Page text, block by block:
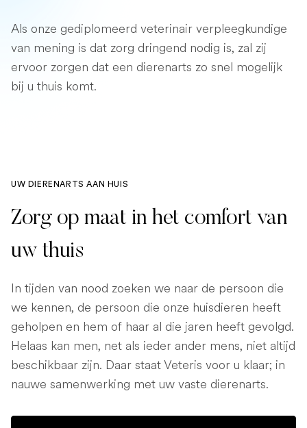
Als onze gediplomeerd veterinair verpleegkundige
van mening is dat zorg dringend nodig is, zal zij
ervoor zorgen dat een dierenarts zo snel mogelijk
bij u thuis komt.
UW DIERENARTS AAN HUIS
Zorg op maat in het comfort van
uw thuis
In tijden van nood zoeken we naar de persoon die
we kennen, de persoon die onze huisdieren heeft
geholpen en hem of haar al die jaren heeft gevolgd.
Helaas kan men, net als ieder ander mens, niet altijd
beschikbaar zijn. Daar staat Veteris voor u klaar; in
nauwe samenwerking met uw vaste dierenarts.